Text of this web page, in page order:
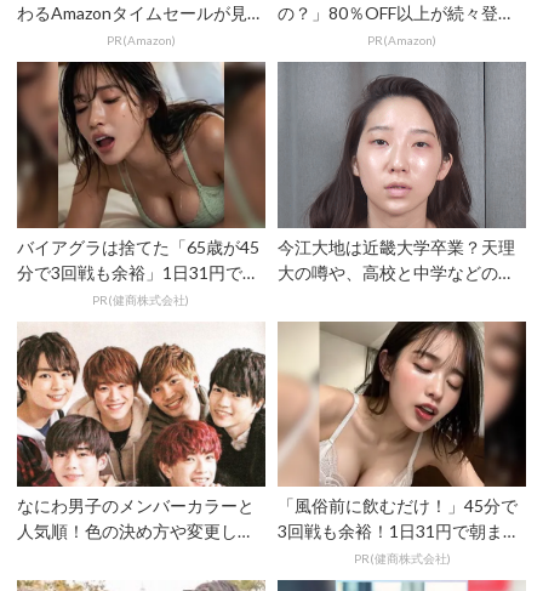
わるAmazonタイムセールが見逃
PR(Amazon)
の？」80％OFF以上が続々登
場！Amazonの本気が...
PR(Amazon)
バイアグラは捨てた「65歳が45
分で3回戦も余裕」1日31円で朝
まで絶好調！PR(健商株式会社)
今江大地は近畿大学卒業？天理
大の噂や、高校と中学などの学
なにわ男子のメンバーカラーと
人気順！色の決め方や変更した
「風俗前に飲むだけ！」45分で
3回戦も余裕！1日31円で朝まで
PR(健商株式会社)